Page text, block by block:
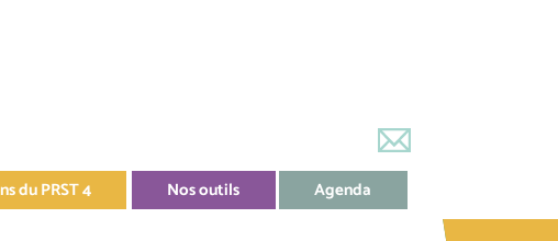
du PRST 4 Nos outils Agenda